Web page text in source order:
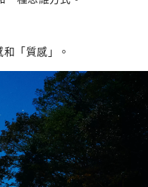
「質感」。